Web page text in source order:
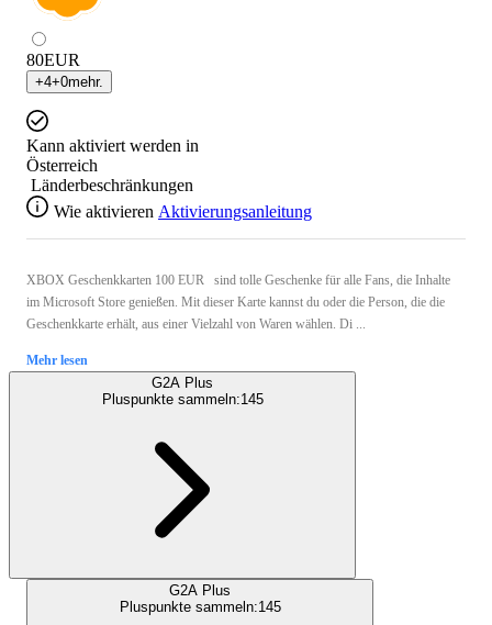
80EUR
+4+0mehr.
Kann aktiviert werden in
Österreich
Länderbeschränkungen
Wie aktivieren Aktivierungsanleitung
XBOX Geschenkkarten 100 EUR sind tolle Geschenke für alle Fans, die Inhalte
im Microsoft Store genießen. Mit dieser Karte kannst du oder die Person, die die
Geschenkkarte erhält, aus einer Vielzahl von Waren wählen. Di ...
Mehr lesen
G2A Plus
Pluspunkte sammeln:145
G2A Plus
Pluspunkte sammeln:145